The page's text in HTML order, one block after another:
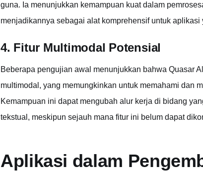
guna. Ia menunjukkan kemampuan kuat dalam
menjadikannya sebagai alat komprehensif untuk
4. Fitur Multimodal Potensial
Beberapa pengujian awal menunjukkan bahwa Quasar
multimodal, yang memungkinkan untuk memahami dan
Kemampuan ini dapat mengubah alur kerja di bidang
tekstual, meskipun sejauh mana fitur ini belum dapat
Aplikasi dalam